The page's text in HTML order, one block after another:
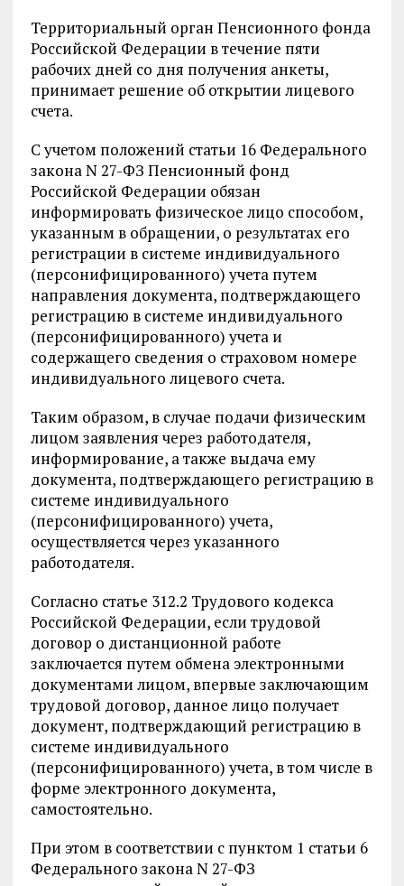
Территориальный орган Пенсионного фонда
Российской Федерации в течение пяти
рабочих дней со дня получения анкеты,
принимает решение об открытии лицевого
счета.
С учетом положений статьи 16 Федерального
закона N 27-ФЗ Пенсионный фонд
Российской Федерации обязан
информировать физическое лицо способом,
указанным в обращении, о результатах его
регистрации в системе индивидуального
(персонифицированного) учета путем
направления документа, подтверждающего
регистрацию в системе индивидуального
(персонифицированного) учета и
содержащего сведения о страховом номере
индивидуального лицевого счета.
Таким образом, в случае подачи физическим
лицом заявления через работодателя,
информирование, а также выдача ему
документа, подтверждающего регистрацию в
системе индивидуального
(персонифицированного) учета,
осуществляется через указанного
работодателя.
Согласно статье 312.2 Трудового кодекса
Российской Федерации, если трудовой
договор о дистанционной работе
заключается путем обмена электронными
документами лицом, впервые заключающим
трудовой договор, данное лицо получает
документ, подтверждающий регистрацию в
системе индивидуального
(персонифицированного) учета, в том числе в
форме электронного документа,
самостоятельно.
При этом в соответствии с пунктом 1 статьи 6
Федерального закона N 27-ФЗ